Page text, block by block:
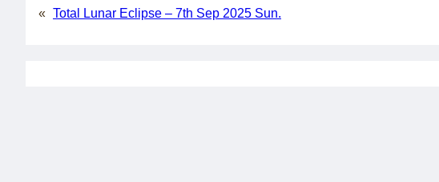
« Total Lunar Eclipse – 7th Sep 2025 Sun.